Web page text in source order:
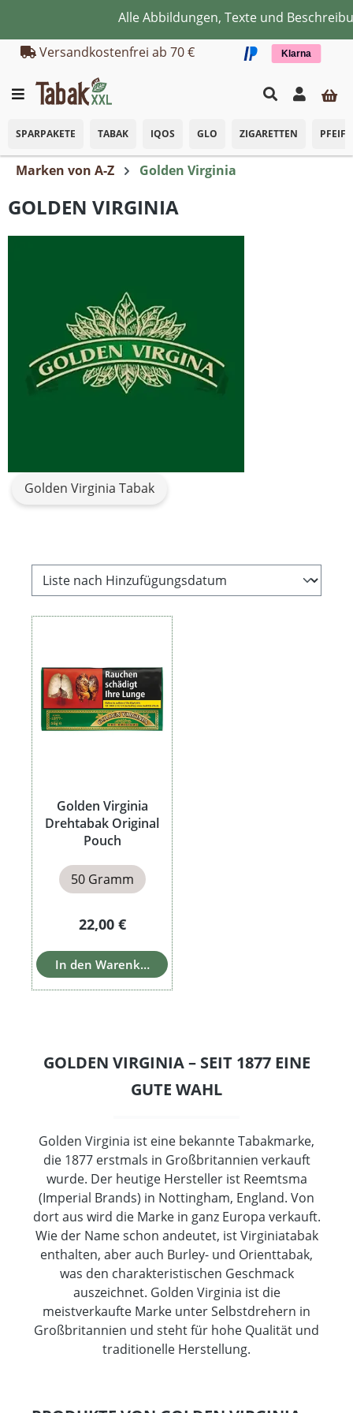
Zum Hauptinhalt springenAlle Abbildungen, Texte und
Versandkostenfrei ab 70 €
Klarna
SPARPAKETE TABAK IQOS GLO ZIGARETTEN
Marken von A-Z Golden Virginia
GOLDEN VIRGINIA
Golden Virginia Tabak
Golden Virginia
Drehtabak Original
Pouch
50 Gramm
Regulärer Preis:
22,00 €
In den Warenkorb
GOLDEN VIRGINIA – SEIT 1877 EINE
GUTE WAHL
Golden Virginia ist eine bekannte Tabakmarke,
die 1877 erstmals in Großbritannien verkauft
wurde. Der heutige Hersteller ist Reemtsma
(Imperial Brands) in Nottingham, England. Von
dort aus wird die Marke in ganz Europa verkauft.
Wie der Name schon andeutet, ist Virginiatabak
enthalten, aber auch Burley- und Orienttabak,
was den charakteristischen Geschmack
auszeichnet. Golden Virginia ist die
meistverkaufte Marke unter Selbstdrehern in
Großbritannien und steht für hohe Qualität und
traditionelle Herstellung.